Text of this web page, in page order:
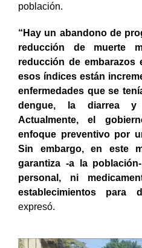
población.
“Hay un abandono de
reducción de muerte
reducción de embarazos
esos índices están
enfermedades que se
dengue, la diarrea y
Actualmente, el
enfoque preventivo por
Sin embargo, en este
garantiza -a la
personal, ni
establecimientos para
expresó.